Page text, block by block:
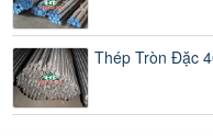
Thép Tròn Đặc